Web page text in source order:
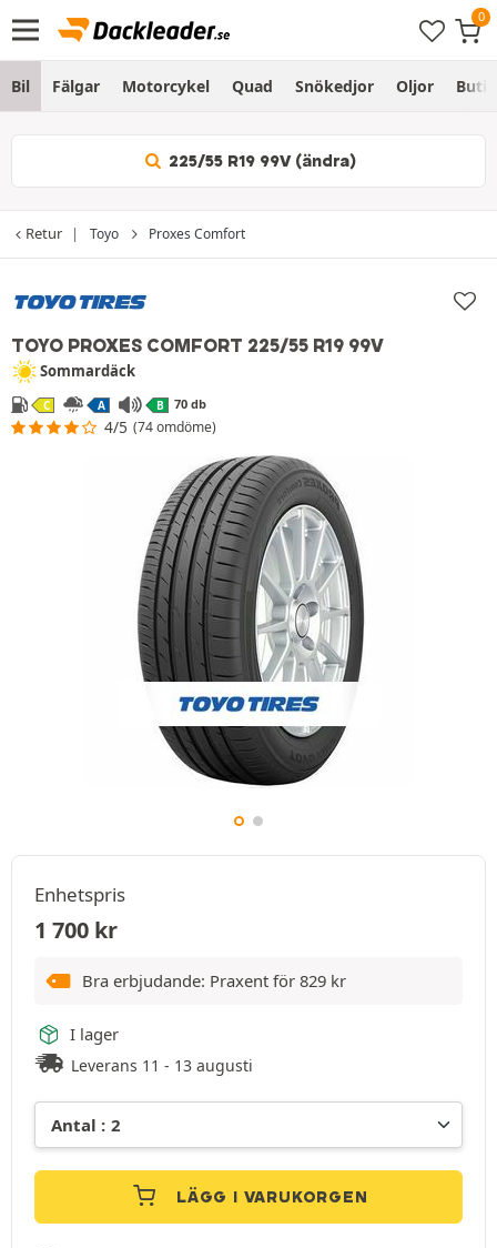
Bil Fälgar Motorcykel Quad Snökedjor Oljor Butik
225/55 R19 99V (ändra)
Retur Toyo Proxes Comfort
TOYO PROXES COMFORT 225/55 R19 99V
Sommardäck
C A B 70 db
4/5 (74 omdöme)
Enhetspris
1 700 kr
Bra erbjudande: Praxent för 829 kr
I lager
Leverans 11 - 13 augusti
LÄGG I VARUKORGEN